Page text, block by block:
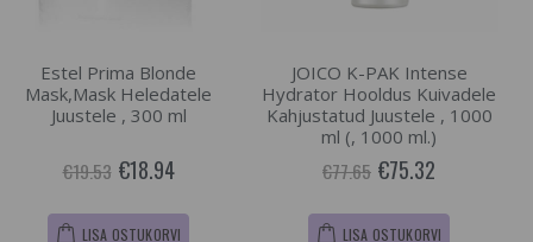
Estel Prima Blonde
Mask,Mask Heledatele
Juustele , 300 ml
€19.53 €18.94
LISA OSTUKORVI
JOICO K-PAK Intense
Hydrator Hooldus Kuivadele
Kahjustatud Juustele , 1000
ml (, 1000 ml.)
€77.65 €75.32
LISA OSTUKORVI